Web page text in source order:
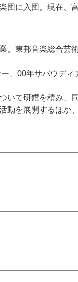
団に入団。現在、
。東邦音楽総合芸
、00年サバウディ
いて研鑽を積み、
動を展開するほか